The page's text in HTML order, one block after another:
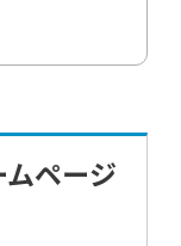
ページ